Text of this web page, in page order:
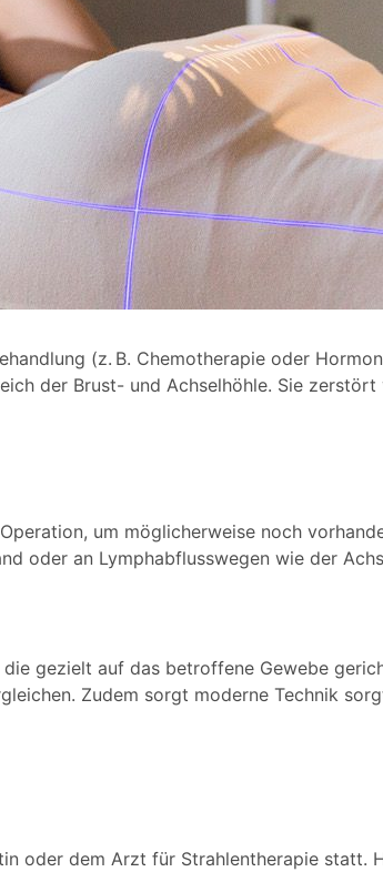
(z. B. Chemotherapie oder
der Brust- und Achselhöhle. Sie
um möglicherweise noch
oder an Lymphabflusswegen wie der
gezielt auf das betroffene Gewebe
Zudem sorgt moderne Technik
oder dem Arzt für Strahlentherapie statt.